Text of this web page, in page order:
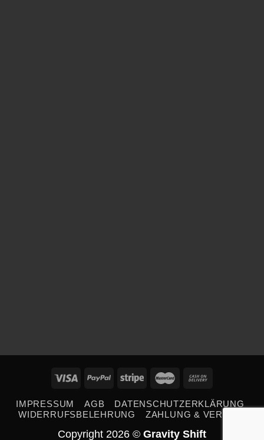
IMPRESSUM AGB
DATENSCHUTZERKLÄRUNG
WIDERRUFSBELEHRUNG
ZAHLUNG & VERSAND
Copyright 2026 © Gravity Shift